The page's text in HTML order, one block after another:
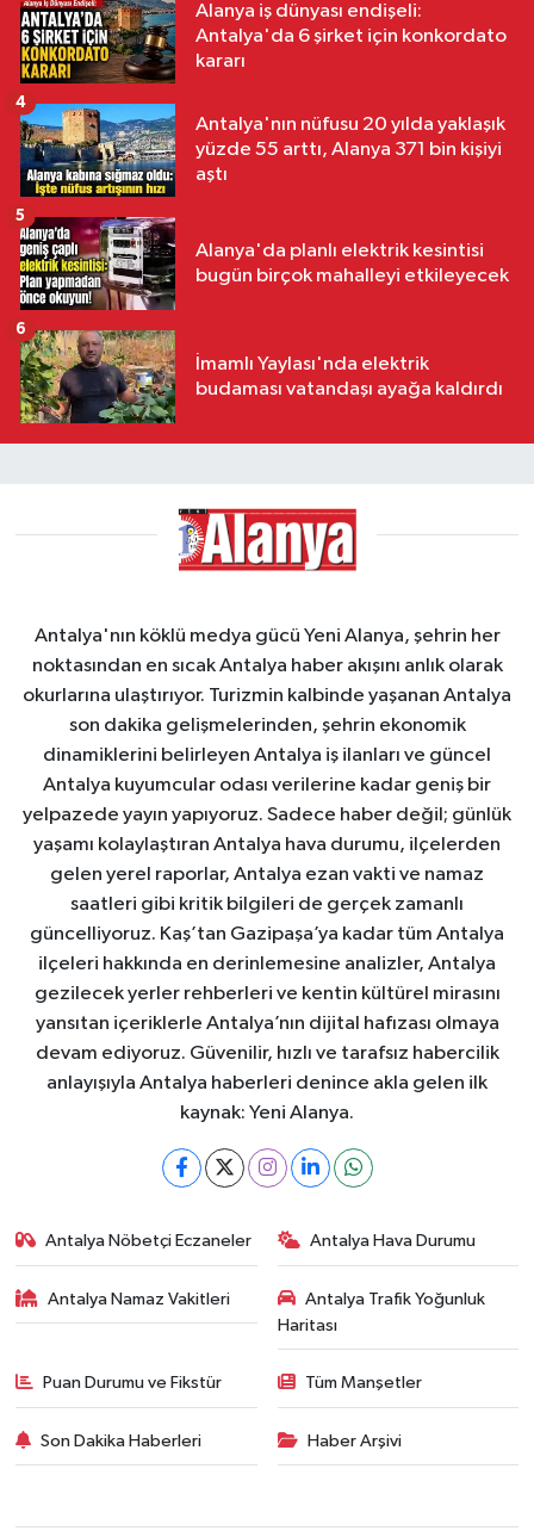
Alanya iş dünyası endişeli:
Antalya'da 6 şirket için konkordato
kararı
Antalya'nın nüfusu 20 yılda yaklaşık
yüzde 55 arttı, Alanya 371 bin kişiyi
aştı
4
Alanya'da planlı elektrik kesintisi
bugün birçok mahalleyi etkileyecek
5
İmamlı Yaylası'nda elektrik
budaması vatandaşı ayağa kaldırdı
6
Antalya'nın köklü medya gücü Yeni Alanya, şehrin her
noktasından en sıcak Antalya haber akışını anlık olarak
okurlarına ulaştırıyor. Turizmin kalbinde yaşanan Antalya
son dakika gelişmelerinden, şehrin ekonomik
dinamiklerini belirleyen Antalya iş ilanları ve güncel
Antalya kuyumcular odası verilerine kadar geniş bir
yelpazede yayın yapıyoruz. Sadece haber değil; günlük
yaşamı kolaylaştıran Antalya hava durumu, ilçelerden
gelen yerel raporlar, Antalya ezan vakti ve namaz
saatleri gibi kritik bilgileri de gerçek zamanlı
güncelliyoruz. Kaş’tan Gazipaşa’ya kadar tüm Antalya
ilçeleri hakkında en derinlemesine analizler, Antalya
gezilecek yerler rehberleri ve kentin kültürel mirasını
yansıtan içeriklerle Antalya’nın dijital hafızası olmaya
devam ediyoruz. Güvenilir, hızlı ve tarafsız habercilik
anlayışıyla Antalya haberleri denince akla gelen ilk
kaynak: Yeni Alanya.
Antalya Nöbetçi Eczaneler Antalya Hava Durumu
Antalya Namaz Vakitleri
Antalya Trafik Yoğunluk
Haritası
Puan Durumu ve Fikstür Tüm Manşetler
Son Dakika Haberleri Haber Arşivi